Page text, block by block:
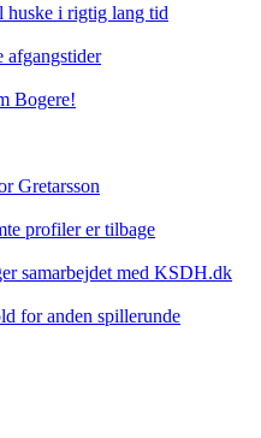
i rigtig lang tid
afgangstider
Bogere!
Gretarsson
profiler er tilbage
samarbejdet med KSDH.dk
for anden spillerunde